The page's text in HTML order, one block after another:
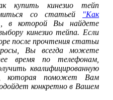
купить кинезио тейп
со статьей
"Как
в которой Вы найдете
кинезио тейпа. Если
после прочтения статьи
Вы всегда можете
время по телефонам,
квалифицированную
которая поможет Вам
конкретно в Вашем